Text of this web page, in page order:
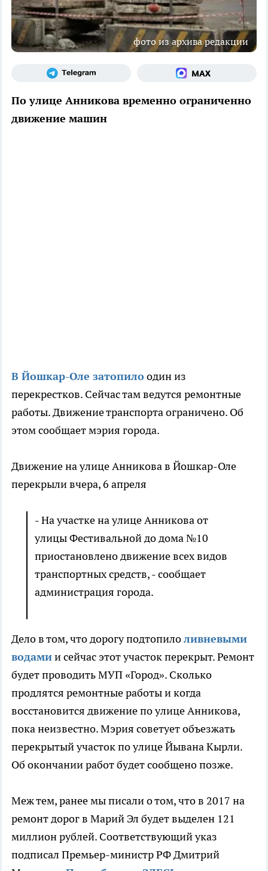
фото из архива редакции
По улице Анникова временно ограниченно
движение машин
В Йошкар-Оле затопилоодин из
перекрестков. Сейчас там ведутся ремонтные
работы. Движение транспорта ограничено. Об
этом сообщает мэрия города.
Движение на улице Анникова в Йошкар-Оле
перекрыли вчера, 6 апреля
- На участке на улице Анникова от
улицы Фестивальной до дома №10
приостановлено движение всех видов
транспортных средств, - сообщает
администрация города.
Дело в том, что дорогу подтопилоливневыми
водамии сейчас этот участок перекрыт. Ремонт
будет проводить МУП «Город». Сколько
продлятся ремонтные работы и когда
восстановится движение по улице Анникова,
пока неизвестно. Мэрия советует объезжать
перекрытый участок по улице Йывана Кырли.
Об окончании работ будет сообщено позже.
Меж тем, ранее мы писали о том, что в 2017 на
ремонт дорог в Марий Эл будет выделен 121
миллион рублей. Соответствующий указ
подписал Премьер-министр РФ Дмитрий